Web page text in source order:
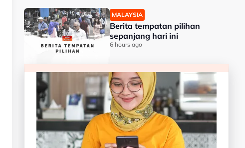
MALAYSIA
Berita tempatan pilihan
sepanjang hari ini
6 hours ago